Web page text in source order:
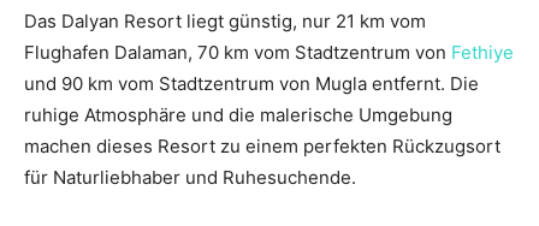
Das Dalyan Resort liegt günstig, nur 21 km vom
Flughafen Dalaman, 70 km vom Stadtzentrum von Fethiye
und 90 km vom Stadtzentrum von Mugla entfernt. Die
ruhige Atmosphäre und die malerische Umgebung
machen dieses Resort zu einem perfekten Rückzugsort
für Naturliebhaber und Ruhesuchende.